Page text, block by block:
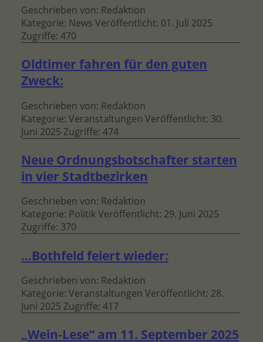
Geschrieben von: Redaktion
Kategorie: News Veröffentlicht: 01. Juli 2025
Zugriffe: 470
Oldtimer fahren für den guten
Zweck:
Geschrieben von: Redaktion
Kategorie: Veranstaltungen Veröffentlicht: 30.
Juni 2025 Zugriffe: 474
Neue Ord­nungs­bot­schaf­ter starten
in vier Stadtbezirken
Geschrieben von: Redaktion
Kategorie: PolitikVeröffentlicht: 29. Juni 2025
Zugriffe: 370
…Bothfeld feiert wieder:
Geschrieben von: Redaktion
Kategorie: Veranstaltungen Veröffentlicht: 28.
Juni 2025 Zugriffe: 417
„Wein-Lese“ am 11. September 2025